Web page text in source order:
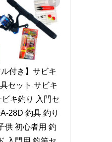
ル付き】サビキ
セット サビキ
キ釣り 入門セ
28D 釣具 釣り
供 初心者用 釣